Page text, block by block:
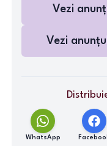
Vezi
Vezi
WhatsApp